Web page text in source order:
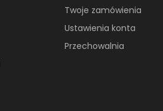
Twoje zamówienia
Ustawienia konta
Przechowalnia